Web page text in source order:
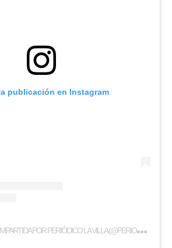
publicación en Instagram
U
NA PUBLICACIÓN COMPARTIDA POR PERIÓDICO LA VILLA (@PERIODICOLAVILLA)